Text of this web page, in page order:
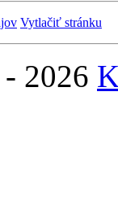
Vytlačiť stránku
2026